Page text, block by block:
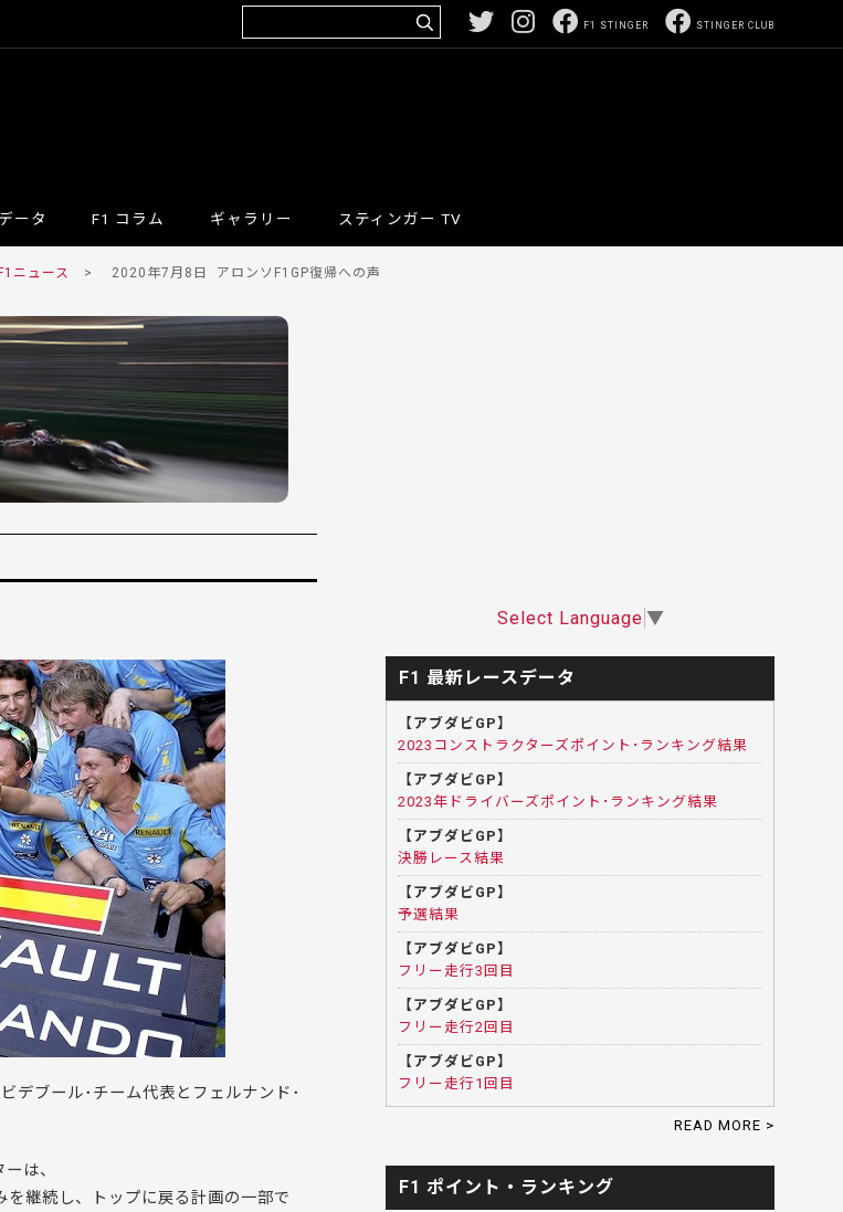
STINGER CLUB
F1 STINGER
ータ F1 コラム ギャラリー スティンガー TV
F1ニュース > 2020年7月8日 アロンソF1GP復帰への声
デブール･チーム代表とフェルナンド･
は、
を継続し、トップに戻る計画の一部で
Select Language ▼
F1 最新レースデータ
【アブダビGP】
2023コンストラクターズポイント･ランキング結果
【アブダビGP】
2023年ドライバーズポイント･ランキング結果
【アブダビGP】
決勝レース結果
【アブダビGP】
予選結果
【アブダビGP】
フリー走行3回目
【アブダビGP】
フリー走行2回目
【アブダビGP】
フリー走行1回目
READ MORE >
F1 ポイント・ランキング